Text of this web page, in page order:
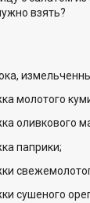
взять?
молотого
оливкового
паприки;
сушеного